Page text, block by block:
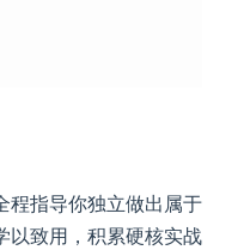
程指导你独立做出属于
以致用，积累硬核实战